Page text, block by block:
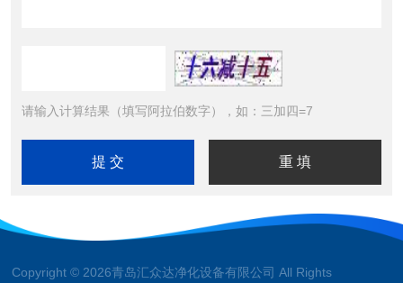
请输入计算结果（填写阿拉伯数字），如：三加四=7
Copyright © 2026青岛汇众达净化设备有限公司 All Rights